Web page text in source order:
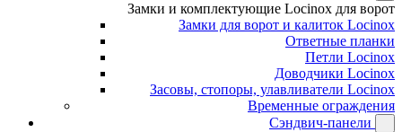
Замки и комплектующие Locinox для ворот
Замки для ворот и калиток Locinox
Ответные планки
Петли Locinox
Доводчики Locinox
Засовы, стопоры, улавливатели Locinox
Временные ограждения
Сэндвич-панели